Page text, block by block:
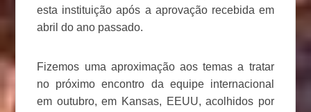
esta instituição após a aprovação recebida em
abril do ano passado.
Fizemos uma aproximação aos temas a tratar
no próximo encontro da equipe internacional
em outubro, em Kansas, EEUU, acolhidos por